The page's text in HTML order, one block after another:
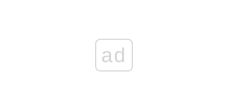
ad